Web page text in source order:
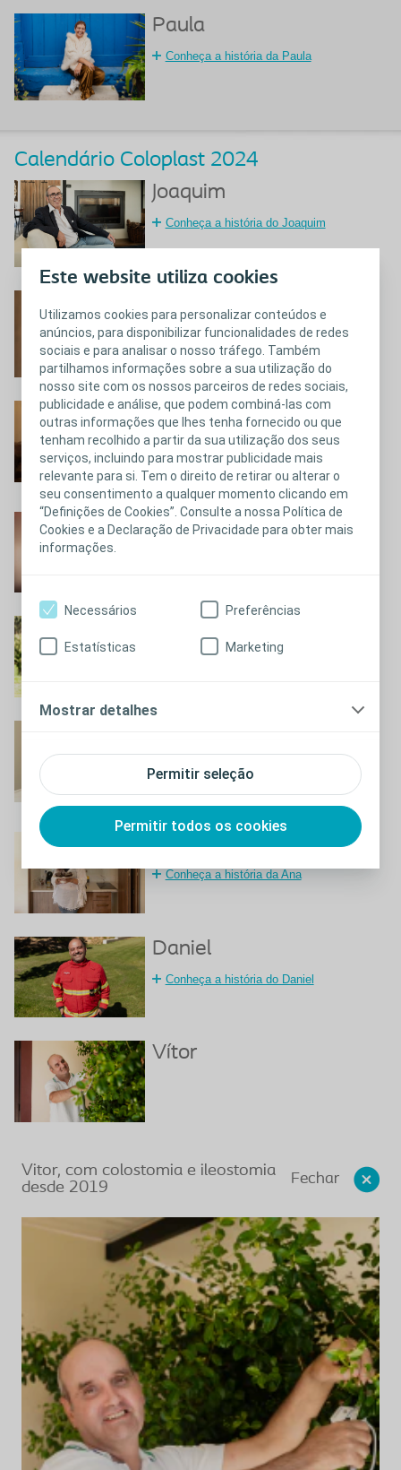
Este website utiliza cookies
Utilizamos cookies para personalizar conteúdos e
anúncios, para disponibilizar funcionalidades de redes
sociais e para analisar o nosso tráfego. Também
partilhamos informações sobre a sua utilização do
nosso site com os nossos parceiros de redes sociais,
publicidade e análise, que podem combiná-las com
outras informações que lhes tenha fornecido ou que
tenham recolhido a partir da sua utilização dos seus
serviços, incluindo para mostrar publicidade mais
relevante para si. Tem o direito de retirar ou alterar o
seu consentimento a qualquer momento clicando em
“Definições de Cookies”. Consulte a nossa Política de
Cookies e a Declaração de Privacidade para obter mais
informações.
Permitir seleção
Permitir todos os cookies
Necessários Preferências
Estatísticas Marketing
Mostrar detalhes
Paula
Conheça a história da Paula
Calendário Coloplast 2024
Joaquim
Conheça a história do Joaquim
Conheça a história da Maria Odete
Dina
Conheça a história da Dina
Suellen
Conheça a história da Alexandra
Ana
Conheça a história da Ana
Daniel
Conheça a história do Daniel
Vítor
Fechar
Vitor, com colostomia e ileostomia
desde 2019